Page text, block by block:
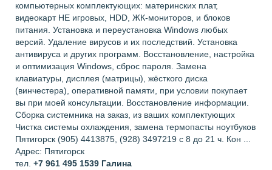
компьютерных комплектующих: материнских плат,
видеокарт НЕ игровых, HDD, ЖК-мониторов, и блоков
питания. Установка и переустановка Windows любых
версий. Удаление вирусов и их последствий. Установка
антивируса и других программ. Восстановление, настройка
и оптимизация Windows, сброс пароля. Замена
клавиатуры, дисплея (матрицы), жёсткого диска
(винчестера), оперативной памяти, при условии покупает
вы при моей консультации. Восстановление информации.
Сборка системника на заказ, из ваших комплектующих
Чистка системы охлаждения, замена термопасты ноутбуков
Пятигорск (905) 4413875, (928) 3497219 с 8 до 21 ч. Кон ...
Адрес: Пятигорск
тел. +7 961 495 1539 Галина